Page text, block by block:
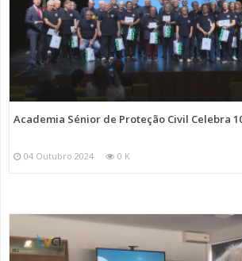
Academia Sénior de Proteção Civil Celebra
04 Outubro 2024 0 K